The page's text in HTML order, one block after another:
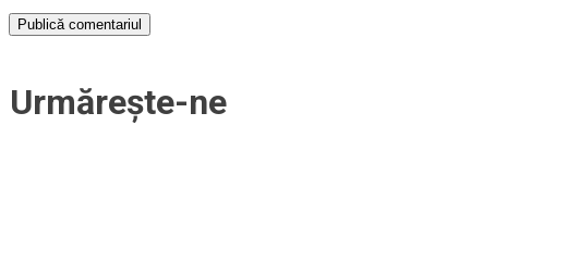
Urmărește-ne